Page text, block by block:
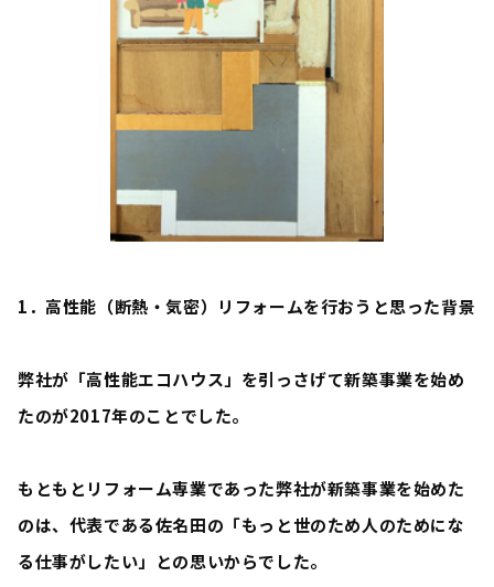
1．高性能（断熱・気密）リフォームを行おうと思った背景
弊社が「高性能エコハウス 」を引っさげて新築事業を始め
たのが2017年のことでした。
もともとリフォーム専業であった弊社が新築事業を始めた
のは、代表である佐名田の「もっと世のため人のためにな
る仕事がしたい」との思いからでした。